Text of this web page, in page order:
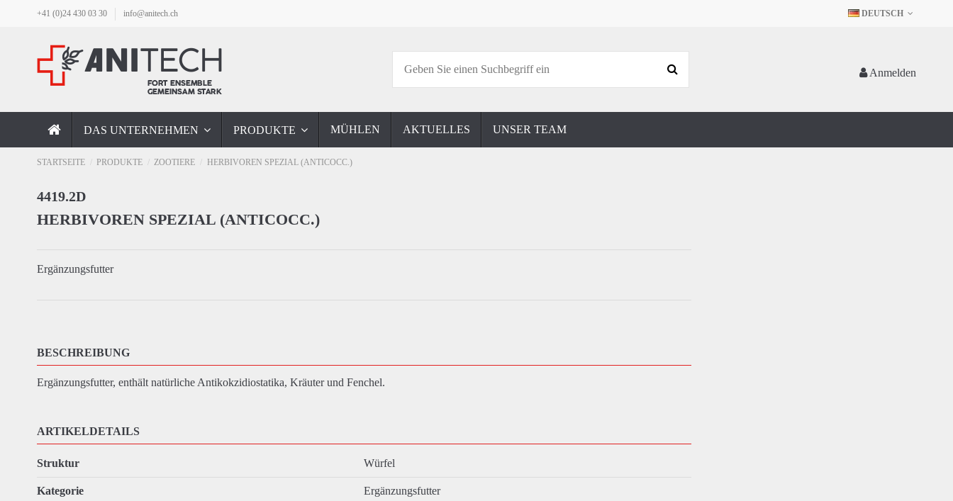
+41 (0)24 430 03 30 info@anitech.ch DEUTSCH
Anmelden
DAS UNTERNEHMEN PRODUKTE MÜHLEN AKTUELLES UNSER TEAM
STARTSEITE PRODUKTE ZOOTIERE HERBIVOREN SPEZIAL (ANTICOCC.)
4419.2D
HERBIVOREN SPEZIAL (ANTICOCC.)
Ergänzungsfutter
BESCHREIBUNG
Ergänzungsfutter, enthält natürliche Antikokzidiostatika, Kräuter und Fenchel.
ARTIKELDETAILS
Struktur Würfel
Kategorie Ergänzungsfutter